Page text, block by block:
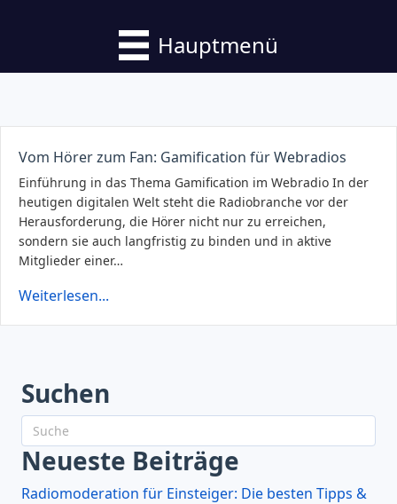
Hauptmenü
Vom Hörer zum Fan: Gamification für Webradios
Einführung in das Thema Gamification im Webradio In der
heutigen digitalen Welt steht die Radiobranche vor der
Herausforderung, die Hörer nicht nur zu erreichen,
sondern sie auch langfristig zu binden und in aktive
Mitglieder einer…
Weiterlesen...
Suchen
Neueste Beiträge
Radiomoderation für Einsteiger: Die besten Tipps &